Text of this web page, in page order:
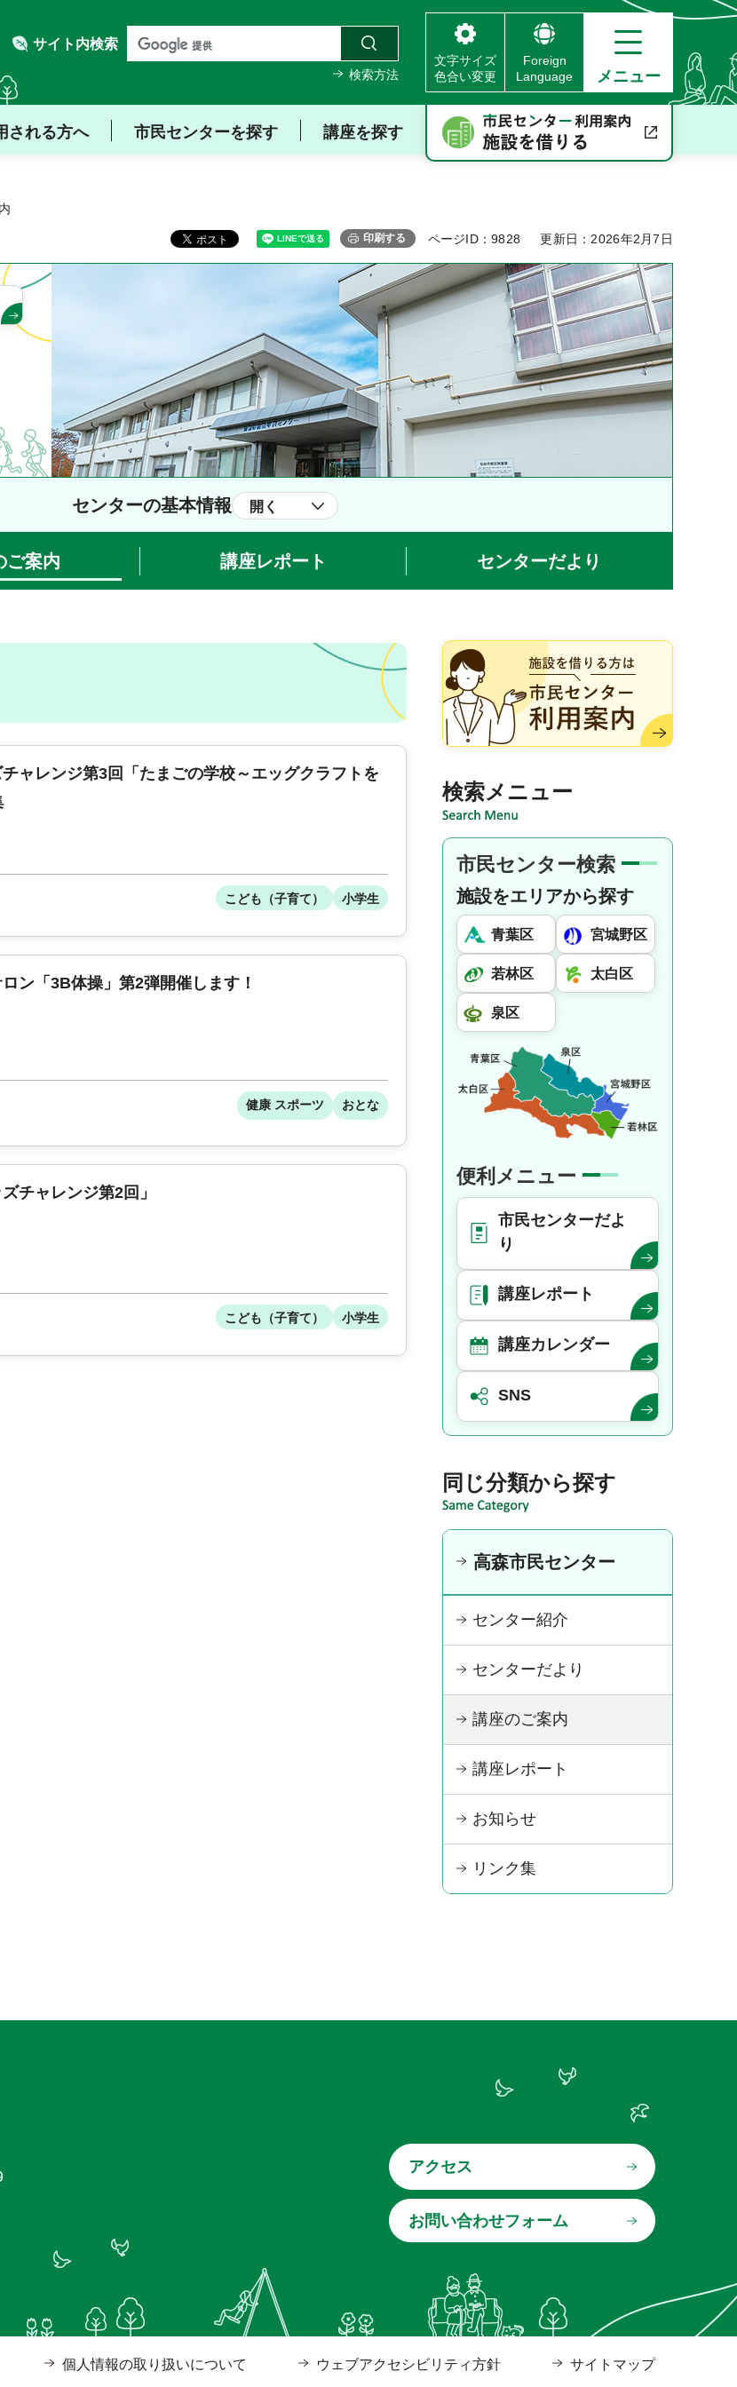
サイト内検索
検索方法
文字サイズ
色合い変更
Foreign
Language
メニュー
される方へ 市民センターを探す 講座を探す
印刷する ページID：9828 更新日：2026年2月7日
センターの基本情報 開く
ご案内 講座レポート センターだより
ャレンジ第3回「たまごの学校～エッグクラフトを
こども（子育て） 小学生
ン「3B体操」第2弾開催します！
健康 スポーツ おとな
チャレンジ第2回」
こども（子育て） 小学生
施設を借りる方は市民センター
利用案内
検索メニュー
市民センター検索
施設をエリアから探す
青葉区 宮城野区
若林区 太白区
泉区
便利メニュー
市民センターだよ
り
講座レポート
講座カレンダー
SNS
同じ分類から探す
高森市民センター
センター紹介
センターだより
講座のご案内
講座レポート
お知らせ
リンク集
アクセス
個人情報の取り扱いについて ウェブアクセシビリティ方針 サイトマップ